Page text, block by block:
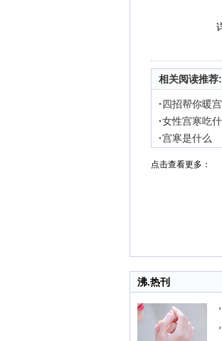
相关阅读推荐:
·四招帮你暖宫
·女性宫寒吃
·宫寒是什么
点击查看更多：
沸.热刊